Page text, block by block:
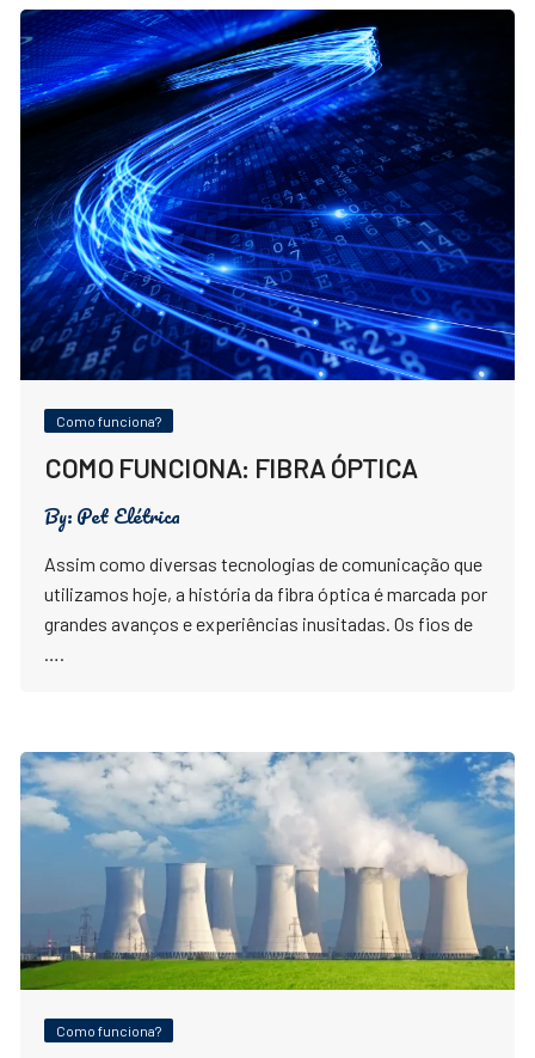
Como funciona?
COMO FUNCIONA: FIBRA ÓPTICA
By:Pet Elétrica
Assim como diversas tecnologias de comunicação que
utilizamos hoje, a história da fibra óptica é marcada por
grandes avanços e experiências inusitadas. Os fios de
….
Como funciona?